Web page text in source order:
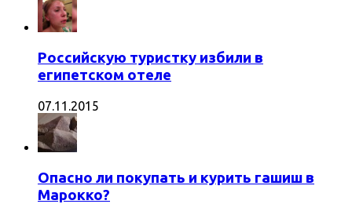
Российскую туристку избили в
египетском отеле
07.11.2015
Опасно ли покупать и курить гашиш в
Марокко?